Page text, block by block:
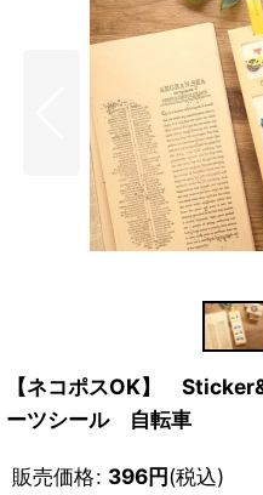
【ネコポスOK】
ーツシール 自転車
販売価格: 396円(税込)